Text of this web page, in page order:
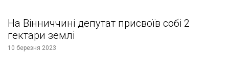
На Вінниччині депутат присвоїв собі 2
гектари землі
10 березня 2023